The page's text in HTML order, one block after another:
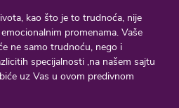
kao što je to trudnoća, nije
promenama. Vaše
ne samo trudnoću, nego i
specijalnosti ,na našem sajtu
uz Vas u ovom predivnom